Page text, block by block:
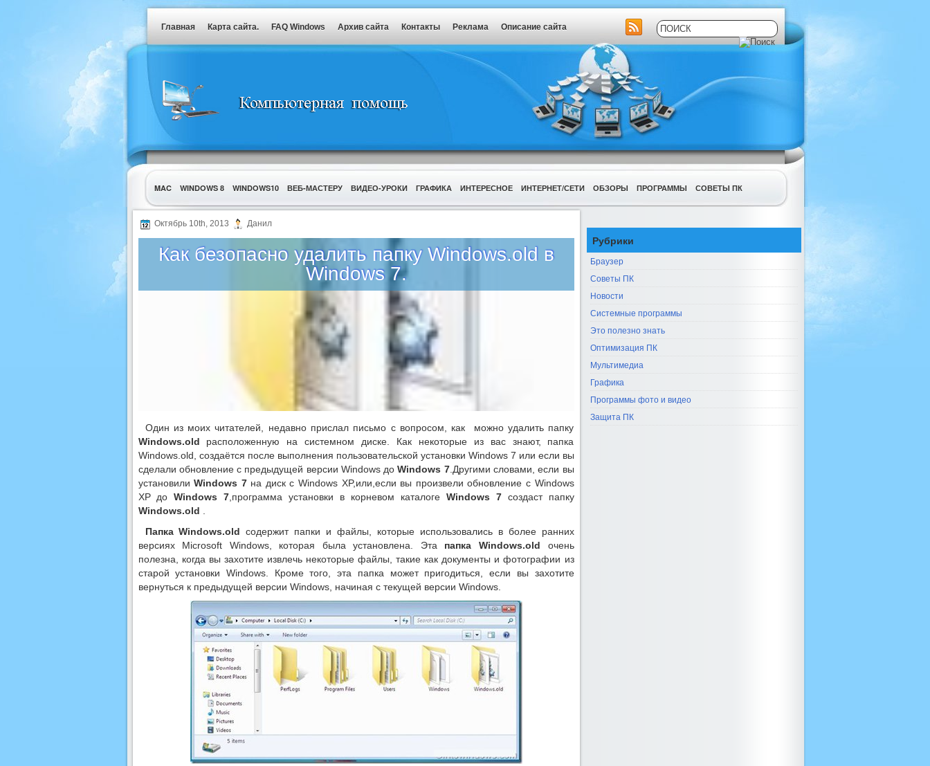
Главная Карта сайта. FAQ Windows Архив сайта Контакты Реклама Описание сайта
MAC WINDOWS 8 WINDOWS10 ВЕБ-МАСТЕРУ ВИДЕО-УРОКИ ГРАФИКА ИНТЕРЕСНОЕ ИНТЕРНЕТ/СЕТИ ОБЗОРЫ ПРОГРАММЫ СОВЕТЫ ПК
УТИЛИТЫ
Октябрь 10th, 2013 Данил
Как безопасно удалить папку Windows.old в
Windows 7.
Один из моих читателей, недавно прислал письмо с вопросом, как можно удалить папку
Windows.old расположенную на системном диске. Как некоторые из вас знают, папка
Windows.old, создаётся после выполнения пользовательской установки Windows 7 или если вы
сделали обновление с предыдущей версии Windows доWindows 7.Другими словами, если вы
установилиWindows 7на диск с Windows XP,или,если вы произвели обновление с Windows
XP доWindows 7 ,программа установки в корневом каталоге Windows 7создаст папку
Windows.old
Папка Windows.old содержит папки и файлы, которые использовались в более ранних
версиях Microsoft Windows, которая была установлена. Эта папка Windows.old очень
полезна, когда вы захотите извлечь некоторые файлы, такие как документы и фотографии из
старой установки Windows. Кроме того, эта папка может пригодиться, если вы захотите
вернуться к предыдущей версии Windows, начиная с текущей версии Windows.
Рубрики
Браузер
Советы ПК
Новости
Системные программы
Это полезно знать
Оптимизация ПК
Мультимедиа
Графика
Программы фото и видео
Защита ПК